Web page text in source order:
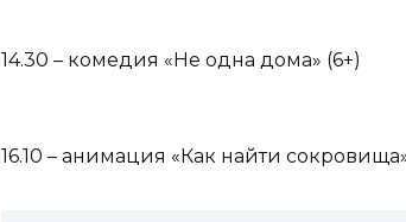
14.30 – комедия «Не одна дома» (6+)
16.10 – анимация «Как найти